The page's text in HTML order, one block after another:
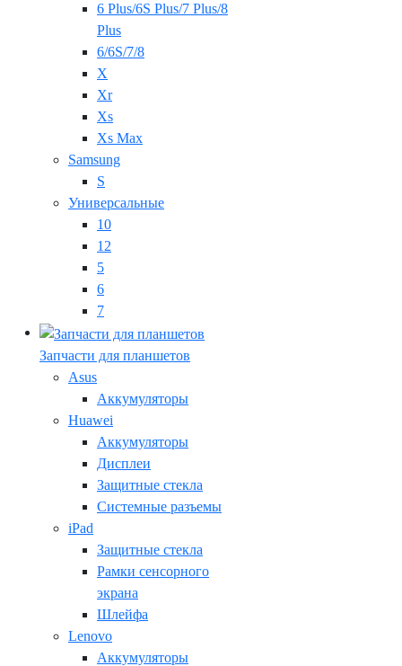
6 Plus/6S Plus/7 Plus/8
Plus
6/6S/7/8
X
Xr
Xs
Xs Max
Samsung
S
Универсальные
10
12
5
6
7
Запчасти для планшетов
Asus
Аккумуляторы
Huawei
Аккумуляторы
Дисплеи
Защитные стекла
Системные разъемы
iPad
Защитные стекла
Рамки сенсорного
экрана
Шлейфа
Lenovo
Аккумуляторы